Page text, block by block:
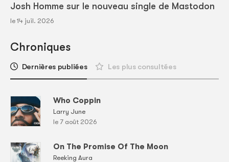
Josh Homme sur le nouveau single de Mastodon
le 14 juil. 2026
Chroniques
Dernières publiées Les plus consultées
Who Coppin
Larry June
le 7 août 2026
On The Promise Of The Moon
Reeking Aura